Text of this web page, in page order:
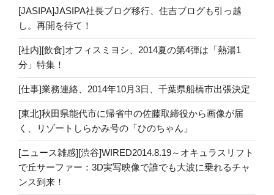
[JASIPA]JASIPA社長ブログ移行、住吉ブログも引っ越
し。再開を待て！
[社内][飲食]オフィスミヨシ、2014夏の第4弾は「熱湯1
分」特集！
[仕事]業務連絡、2014年10月3日、千葉県船橋市出張決定
[東北]秋田県能代市に帰省中の佐藤取締役から画像が届
く、リゾートしらかみ号の「ひのちゃん」
[ニュース雑感][渋谷]WIRED2014.8.19～オキュラスリフト
で丘サーファー：3D実写映像で誰でも大波に乗れるチャ
ンス到来！